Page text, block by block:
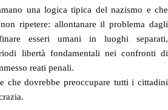
una logica tipica del nazismo e che
ripetere: allontanare il problema dagli
esseri umani in luoghi separati,
libertà fondamentali nei confronti di
reati penali.
che dovrebbe preoccupare tutti i cittadini